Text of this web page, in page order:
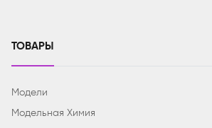
ТОВАРЫ
Модели
Модельная Химия